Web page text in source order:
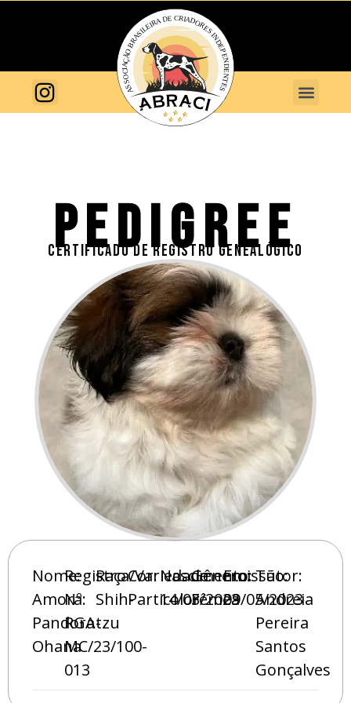
PEDIGREE
CERTIFICADO DE REGISTRO GENEALÓGICO
Nome:
Amora
Pandora
Ohana
Registro
Nº:
RGA-
MC/23/100-
013
Raça/Variedade:
Shih-
tzu
Cor:
Particolor
Nascimento:
14/03/2023
Gênero:
Fêmea
Emissão:
09/05/2023
Tutor:
Andreia
Pereira
Santos
Gonçalves